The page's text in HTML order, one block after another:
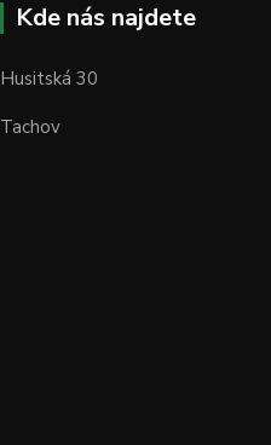
Kde nás najdete
Husitská 30
Tachov